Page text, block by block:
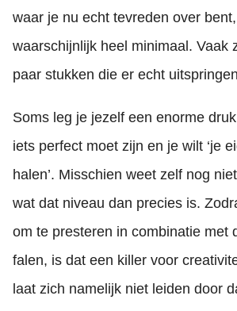
waar je nu echt tevreden over
waarschijnlijk heel minimaal. Vaak
paar stukken die er echt
Soms leg je jezelf een enorme
iets perfect moet zijn en je wilt ‘je
halen’. Misschien weet zelf nog
wat dat niveau dan precies is.
om te presteren in combinatie met
falen, is dat een killer voor
laat zich namelijk niet leiden door